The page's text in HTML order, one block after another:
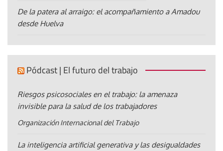
De la patera al arraigo: el acompañamiento a Amadou
desde Huelva
Pódcast | El futuro del trabajo
Riesgos psicosociales en el trabajo: la amenaza
invisible para la salud de los trabajadores
Organización Internacional del Trabajo
La inteligencia artificial generativa y las desigualdades